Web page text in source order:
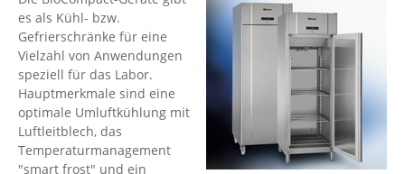
es als Kühl- bzw.
Gefrierschränke für eine
Vielzahl von Anwendungen
speziell für das Labor.
Hauptmerkmale sind eine
optimale Umluftkühlung mit
Luftleitblech, das
Temperaturmanagement
"smart frost" und ein